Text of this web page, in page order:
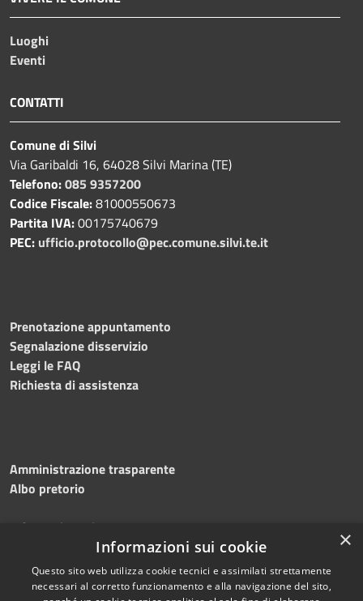
Luoghi
Eventi
CONTATTI
Comune di Silvi
Via Garibaldi 16, 64028 Silvi Marina (TE)
Telefono:085 9357200
Codice Fiscale:81000550673
Partita IVA:00175740679
PEC: ufficio.protocollo@pec.comune.silvi.te.it
Prenotazione appuntamento
Segnalazione disservizio
Leggi le FAQ
Richiesta di assistenza
Amministrazione trasparente
Albo pretorio
Informativa privacy
Dichiarazione di accessibilità
×
Informazioni sui cookie
Questo sito web utilizza cookie tecnici e assimilati strettamente
necessari al corretto funzionamento e alla navigazione del sito,